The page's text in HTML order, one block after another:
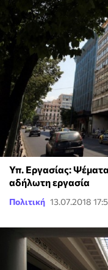
Υπ. Εργασίας:
αδήλωτη εργασία
Πολιτική 13.07.2018